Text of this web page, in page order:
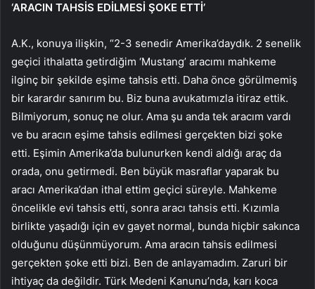
‘ARACIN TAHSİS EDİLMESİ ŞOKE ETTİ’
A.K., konuya ilişkin, “2-3 senedir Amerika’daydık. 2 senelik
geçici ithalatta getirdiğim ‘Mustang’ aracımı mahkeme
ilginç bir şekilde eşime tahsis etti. Daha önce görülmemiş
bir karardır sanırım bu. Biz buna avukatımızla itiraz ettik.
Bilmiyorum, sonuç ne olur. Ama şu anda tek aracım vardı
ve bu aracın eşime tahsis edilmesi gerçekten bizi şoke
etti. Eşimin Amerika’da bulunurken kendi aldığı araç da
orada, onu getirmedi. Ben büyük masraflar yaparak bu
aracı Amerika’dan ithal ettim geçici süreyle. Mahkeme
öncelikle evi tahsis etti, sonra aracı tahsis etti. Kızımla
birlikte yaşadığı için ev gayet normal, bunda hiçbir sakınca
olduğunu düşünmüyorum. Ama aracın tahsis edilmesi
gerçekten şoke etti bizi. Ben de anlayamadım. Zaruri bir
ihtiyaç da değildir. Türk Medeni Kanunu’nda, karı koca